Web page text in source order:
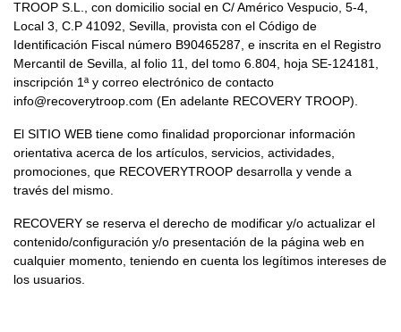
TROOP S.L., con domicilio social en C/ Américo Vespucio, 5-4,
Local 3, C.P 41092, Sevilla, provista con el Código de
Identificación Fiscal número B90465287, e inscrita en el Registro
Mercantil de Sevilla, al folio 11, del tomo 6.804, hoja SE-124181,
inscripción 1ª y correo electrónico de contacto
info@recoverytroop.com (En adelante RECOVERY TROOP).
El SITIO WEB tiene como finalidad proporcionar información
orientativa acerca de los artículos, servicios, actividades,
promociones, que RECOVERYTROOP desarrolla y vende a
través del mismo.
RECOVERY se reserva el derecho de modificar y/o actualizar el
contenido/configuración y/o presentación de la página web en
cualquier momento, teniendo en cuenta los legítimos intereses de
los usuarios.